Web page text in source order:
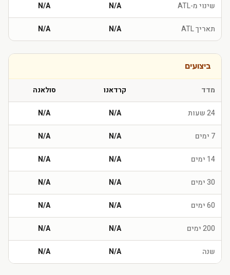
שינוי מ-ATL N/A
N/A
תאריך ATL N/A
N/A
ביצועים
מדד קרדאנו סולאנה
24 שעות N/A
N/A
7 ימים N/A
N/A
14 ימים N/A
N/A
30 ימים N/A
N/A
60 ימים N/A
N/A
200 ימים N/A
N/A
שנה N/A
N/A